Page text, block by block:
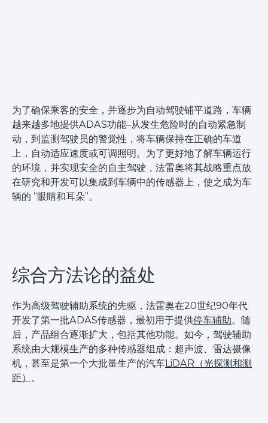
为了确保乘客的安全，并逐步为自动驾驶铺平道路，车辆
越来越多地提供ADAS功能–从发生危险时的自动紧急制
动，到监测驾驶员的警觉性，将车辆保持在正确的车道
上，自动适应速度或可调照明。为了更好地了解车辆运行
的环境，并实现安全的自主驾驶，法雷奥将其战略重点放
在研究和开发可以集成到车辆中的传感器上，使之成为车
辆的 “眼睛和耳朵”。
综合方法论的益处
作为高级驾驶辅助系统的先驱，法雷奥在20世纪90年代
开发了第一批ADAS传感器，最初用于提供停车辅助。随
后，产品组合逐渐扩大，包括其他功能。如今，驾驶辅助
系统由大规模生产的多种传感器组成：超声波、雷达摄像
机，甚至是第一个大批量生产的汽车LiDAR（光探测和测
距） 。